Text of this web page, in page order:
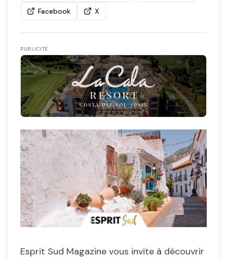
Facebook
X
PUBLICITÉ
Esprit Sud Magazine vous invite à découvrir